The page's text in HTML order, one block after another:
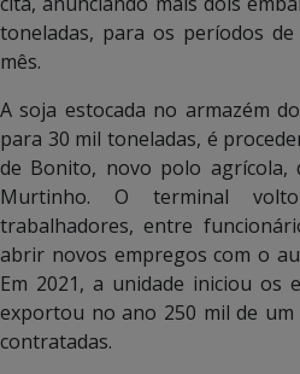
toneladas, para os períodos
mês.
A soja estocada no armazém
para 30 mil toneladas, é
de Bonito, novo polo agrícola,
Murtinho. O terminal
trabalhadores, entre
abrir novos empregos com o
Em 2021, a unidade iniciou os
exportou no ano 250 mil de
contratadas.